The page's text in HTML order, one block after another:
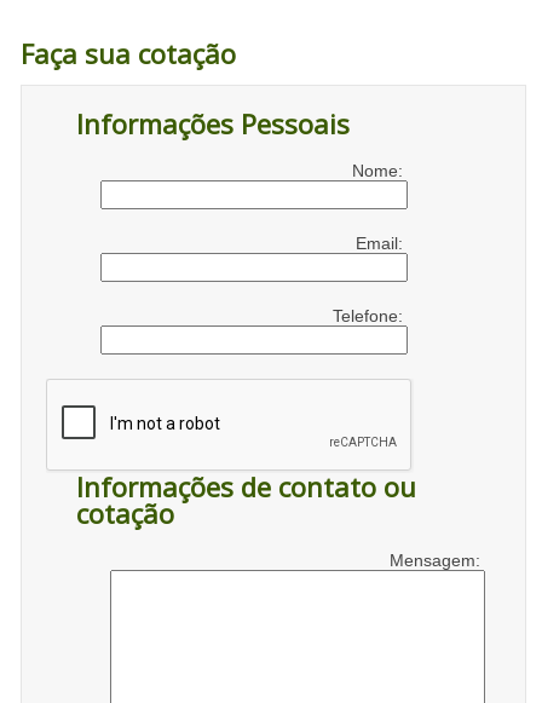
Faça sua cotação
Informações Pessoais
Nome:
Email:
Telefone:
Informações de contato ou
cotação
Mensagem: